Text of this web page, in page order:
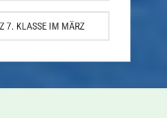
7. KLASSE IM MÄRZ